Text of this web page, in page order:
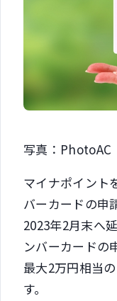
写真：PhotoAC
マイナポイント
バーカードの申
2023年2月末へ
ンバーカードの
最大2万円相当
す。